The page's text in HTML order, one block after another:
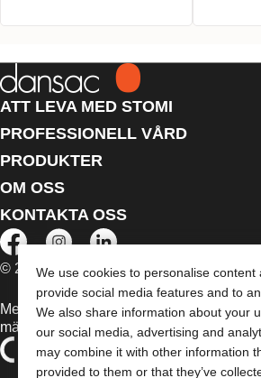
We use cookies to personalise content
provide social media features and to
We also share information about your
our social media, advertising and
may combine it with other information
provided to them or that they’ve
ATT LEVA MED STOMI
PROFESSIONELL VÅRD
PRODUKTER
OM OSS
KONTAKTA OSS
© 2026 Dansac A/S. Med ensamrätt.
Medicintekniska enheter som säljs i EU
märkta med någon av följande symboler